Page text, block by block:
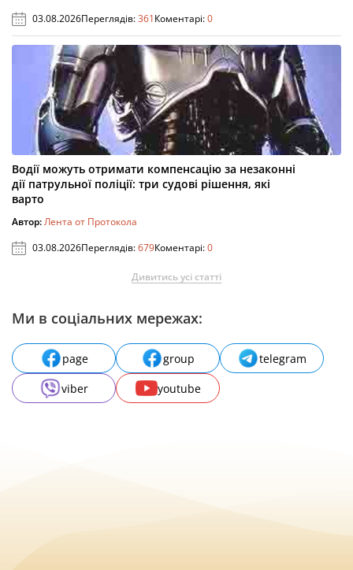
03.08.2026Переглядів:361Коментарі:0
Водії можуть отримати компенсацію за незаконні
дії патрульної поліції: три судові рішення, які
варто
Автор:Лента от Протокола
03.08.2026Переглядів:679Коментарі:0
Дивитись усі статті
Ми в соціальних мережах:
page group
telegram
viber
youtube